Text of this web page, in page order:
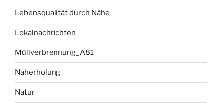
Lebensqualität durch Nähe
Lokalnachrichten
Müllverbrennung_A81
Naherholung
Natur